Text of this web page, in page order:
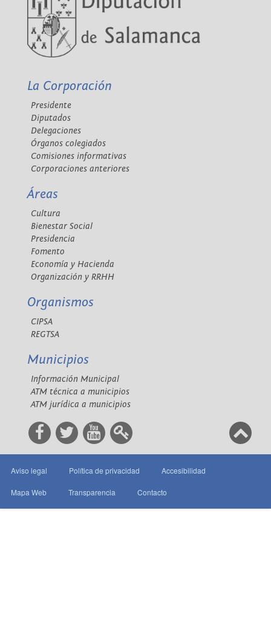
La Corporación
Presidente
Diputados
Delegaciones
Órganos colegiados
Comisiones informativas
Corporaciones anteriores
Áreas
Cultura
Bienestar Social
Presidencia
Fomento
Economía y Hacienda
Organización y RRHH
Organismos
CIPSA
REGTSA
Municipios
Información Municipal
ATM técnica a municipios
ATM jurídica a municipios
Aviso legal Política de privacidad Accesibilidad
Mapa Web Transparencia Contacto